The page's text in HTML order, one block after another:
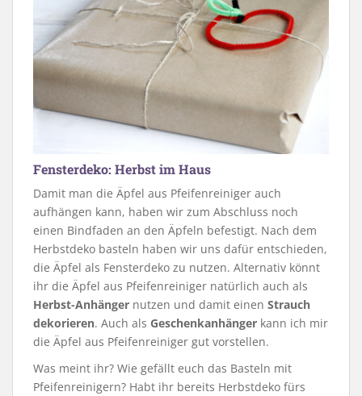
Fensterdeko: Herbst im Haus
Damit man die Äpfel aus Pfeifenreiniger auch
aufhängen kann, haben wir zum Abschluss noch
einen Bindfaden an den Äpfeln befestigt. Nach dem
Herbstdeko basteln haben wir uns dafür entschieden,
die Äpfel als Fensterdeko zu nutzen. Alternativ könnt
ihr die Äpfel aus Pfeifenreiniger natürlich auch als
Herbst-Anhänger nutzen und damit einen Strauch
dekorieren. Auch als Geschenkanhänger kann ich mir
die Äpfel aus Pfeifenreiniger gut vorstellen.
Was meint ihr? Wie gefällt euch das Basteln mit
Pfeifenreinigern? Habt ihr bereits Herbstdeko fürs